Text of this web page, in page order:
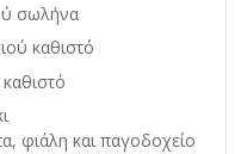
παγοδοχείο